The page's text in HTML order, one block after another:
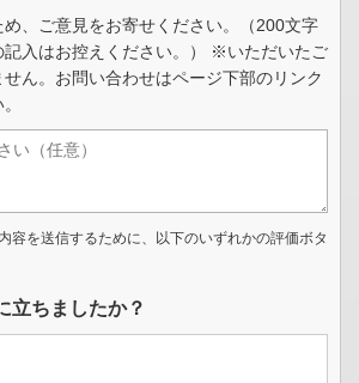
、ご意見をお寄せください。（200文字
記入はお控えください。） ※いただいたご
ん。お問い合わせはページ下部のリンク
容を送信するために、以下のいずれかの評価ボタ
立ちましたか？